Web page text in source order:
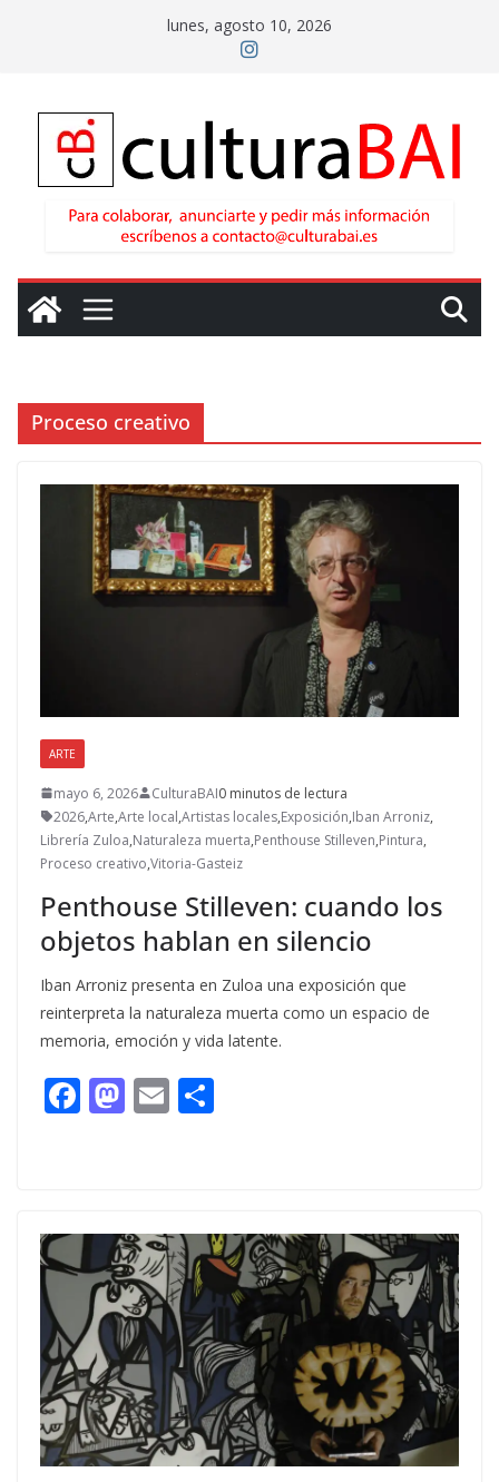
lunes, agosto 10, 2026
Proceso creativo
ARTE
mayo 6, 2026 CulturaBAI0 minutos de lectura
2026,Arte,Arte local,Artistas locales,Exposición,Iban Arroniz,
Librería Zuloa,Naturaleza muerta,Penthouse Stilleven,Pintura,
Proceso creativo,Vitoria-Gasteiz
Penthouse Stilleven: cuando los
objetos hablan en silencio
Iban Arroniz presenta en Zuloa una exposición que
reinterpreta la naturaleza muerta como un espacio de
memoria, emoción y vida latente.
F
o
o
k
M
o
n
E
ar
ti
r